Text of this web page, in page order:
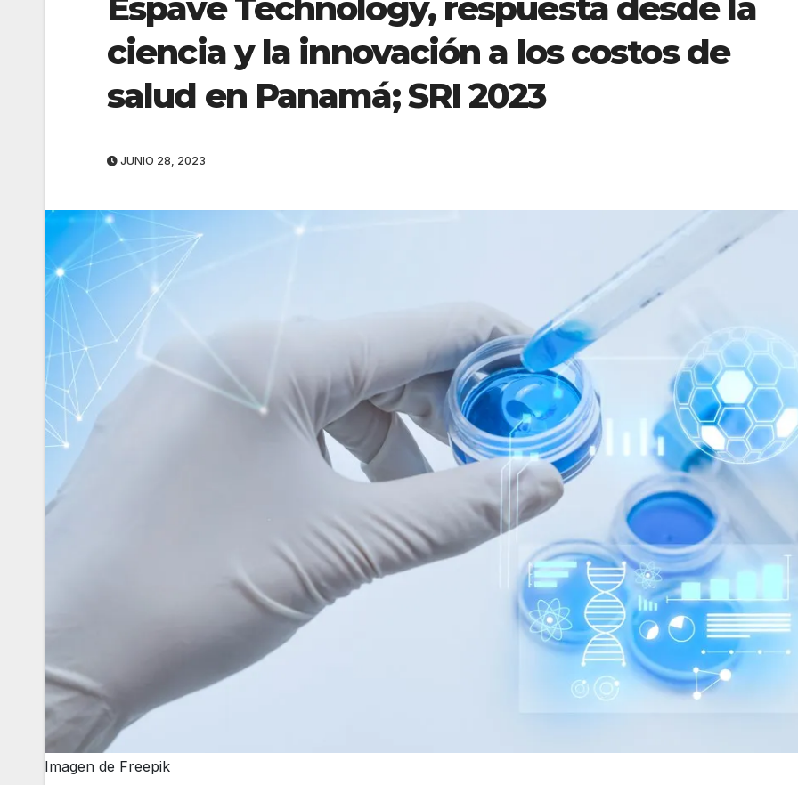
ciencia y la innovación a los costos de
salud en Panamá; SRI 2023
JUNIO 28, 2023
Imagen de Freepik